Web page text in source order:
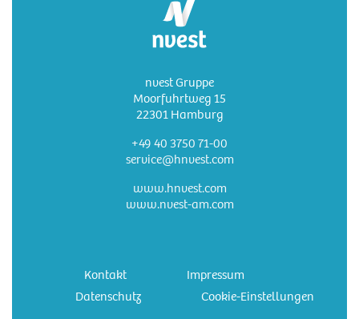
nvest Gruppe
Moorfuhrtweg 15
22301 Hamburg
+49 40 3750 71-00
service@hnvest.com
www.hnvest.com
www.nvest-am.com
Kontakt
Impressum
Datenschutz
Cookie-Einstellungen